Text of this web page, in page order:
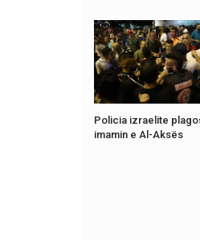
Policia izraelite
imamin e Al-Aksës